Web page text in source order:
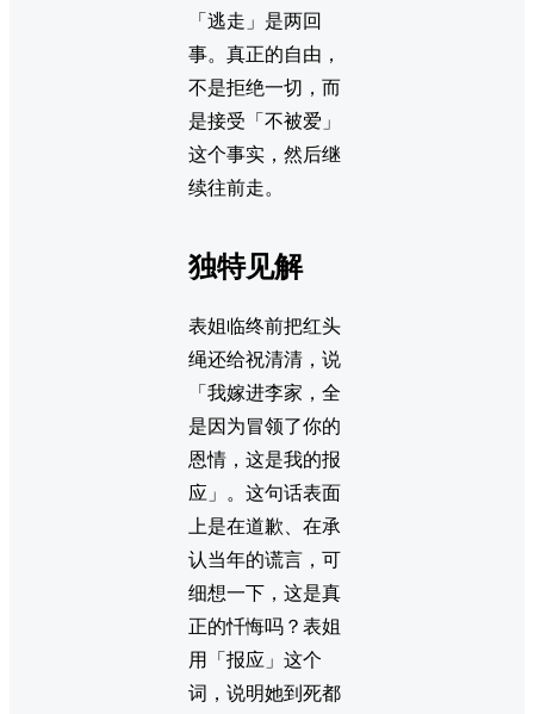
「逃走」是两回
事。真正的自由，
不是拒绝一切，而
是接受「不被爱」
这个事实，然后继
续往前走。
独特见解
表姐临终前把红头
绳还给祝清清，说
「我嫁进李家，全
是因为冒领了你的
恩情，这是我的报
应」。这句话表面
上是在道歉、在承
认当年的谎言，可
细想一下，这是真
正的忏悔吗？表姐
用「报应」这个
词，说明她到死都